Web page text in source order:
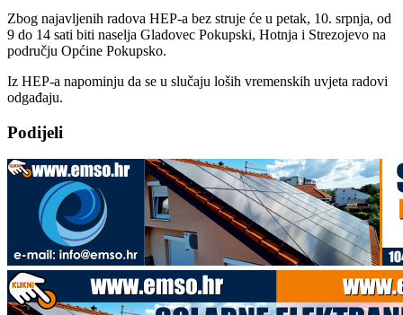
Zbog najavljenih radova HEP-a bez struje će u petak, 10. srpnja, od
9 do 14 sati biti naselja Gladovec Pokupski, Hotnja i Strezojevo na
području Općine Pokupsko.
Iz HEP-a napominju da se u slučaju loših vremenskih uvjeta radovi
odgađaju.
Podijeli